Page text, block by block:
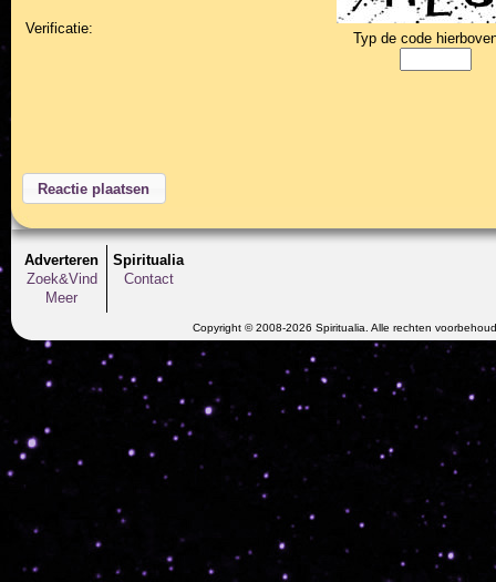
Verificatie:
Typ de code
Adverteren
Zoek&Vind
Meer
Spiritualia
Contact
Copyright © 2008-2026 Spiritualia. Alle rechten